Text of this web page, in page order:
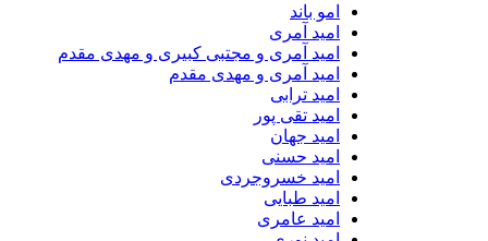
امو باند
امید آمری
امید آمری و مجتبی کبیری و مهدى مقدم
امید آمری و مهدی مقدم
امید ترابی
امید تقی پور
امید جهان
امید حسنی
امید خسروجردی
امید طبایی
امید عامری